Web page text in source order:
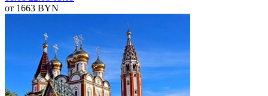
от 1663 BYN